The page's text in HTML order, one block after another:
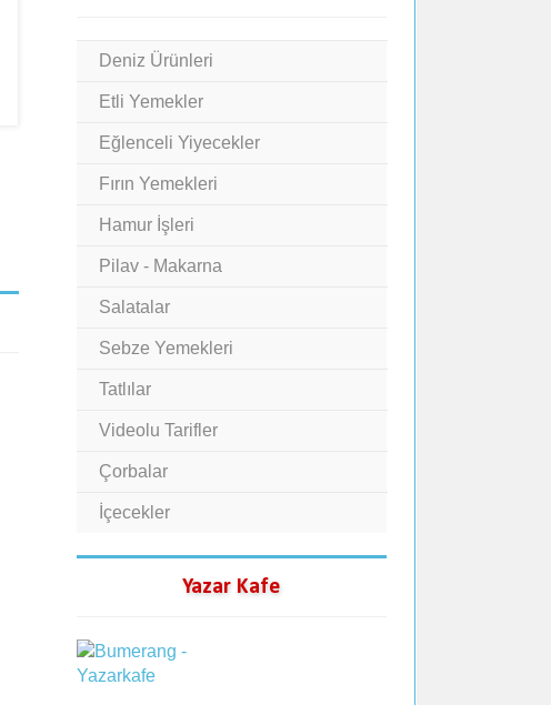
Deniz Ürünleri
Etli Yemekler
Eğlenceli Yiyecekler
Fırın Yemekleri
Hamur İşleri
Pilav - Makarna
Salatalar
Sebze Yemekleri
Tatlılar
Videolu Tarifler
Çorbalar
İçecekler
Yazar Kafe